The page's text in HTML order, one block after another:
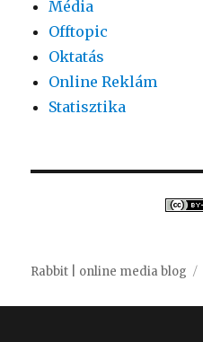
Média
Offtopic
Oktatás
Online Reklám
Statisztika
Rabbit | online media blog